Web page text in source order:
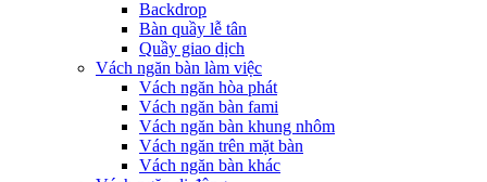
Backdrop
Bàn quầy lễ tân
Quầy giao dịch
Vách ngăn bàn làm việc
Vách ngăn hòa phát
Vách ngăn bàn fami
Vách ngăn bàn khung nhôm
Vách ngăn trên mặt bàn
Vách ngăn bàn khác